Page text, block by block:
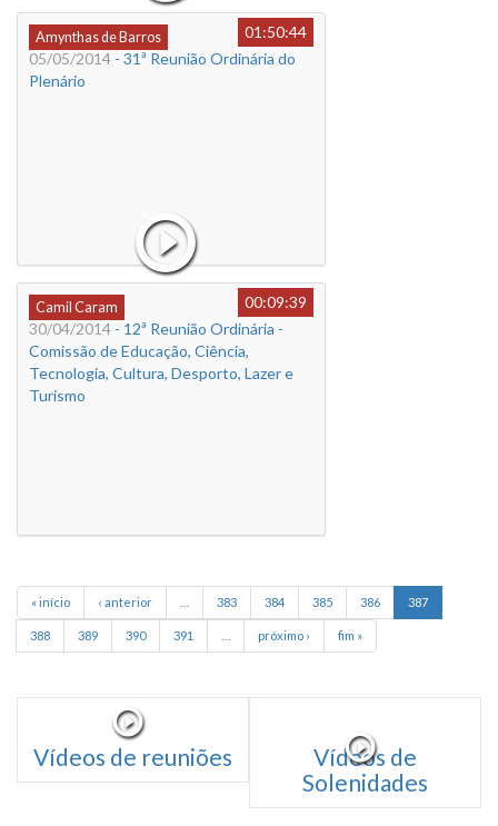
Amynthas de Barros
01:50:44
05/05/2014 - 31ª Reunião Ordinária do
Plenário
Camil Caram
00:09:39
30/04/2014 - 12ª Reunião Ordinária -
Comissão de Educação, Ciência,
Tecnologia, Cultura, Desporto, Lazer e
Turismo
« início ‹ anterior 383 384 385 386 387
388 389 390 391 próximo › fim »
Vídeos de reuniões
Vídeos de
Solenidades